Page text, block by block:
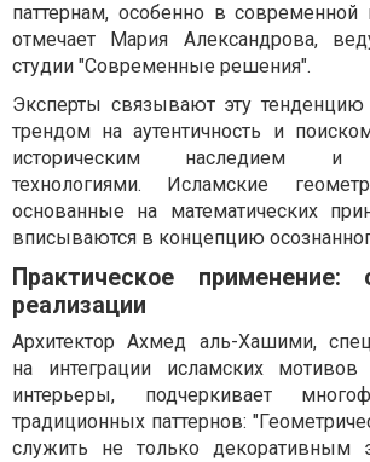
паттернам, особенно в современной
отмечает Мария Александрова,
студии "Современные решения".
Эксперты связывают эту
трендом на аутентичность и
историческим наследием и
технологиями. Исламские
основанные на математических
вписываются в концепцию
Практическое
реализации
Архитектор Ахмед аль-Хашими,
на интеграции исламских
интерьеры, подчеркивает
традиционных паттернов:
служить не только декоративным